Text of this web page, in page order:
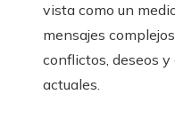
vista como un
mensajes
conflictos, deseos
actuales.